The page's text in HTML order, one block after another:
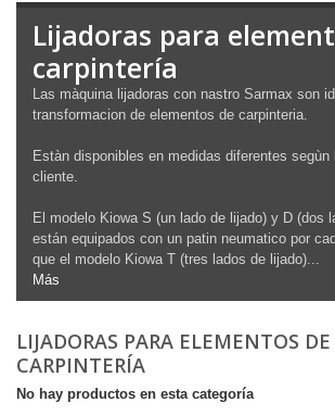
Lijadoras para
carpintería
Las màquina lijadoras con nastro Sarmax son
transformacion de elementos de carpinteria.
Estàn disponibles en medidas diferentes segùn
cliente.
El modelo Kiowa S (un lado de lijado) y D (dos
están equipados con un patin neumatico por
que el modelo Kiowa T (tres lados de lijado)...
Más
LIJADORAS PARA ELEMENTOS DE
CARPINTERÍA
No hay productos en esta categoría